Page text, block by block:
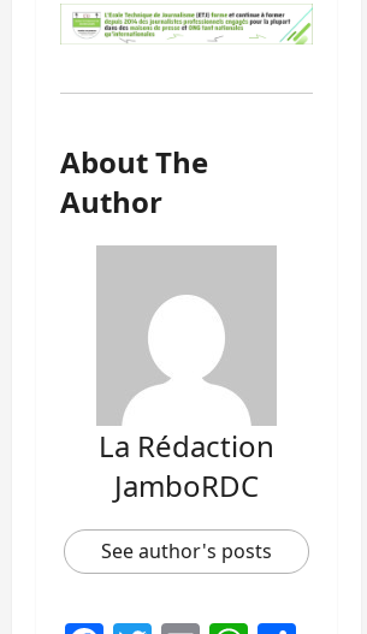
About The
Author
La Rédaction
JamboRDC
See author's posts